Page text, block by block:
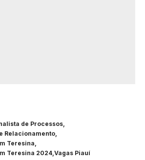
de Processos
Relacionamento
Teresina
Teresina 2024 Vagas Piauí